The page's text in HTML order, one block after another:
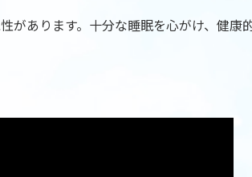
があります。十分な睡眠を心がけ、健康